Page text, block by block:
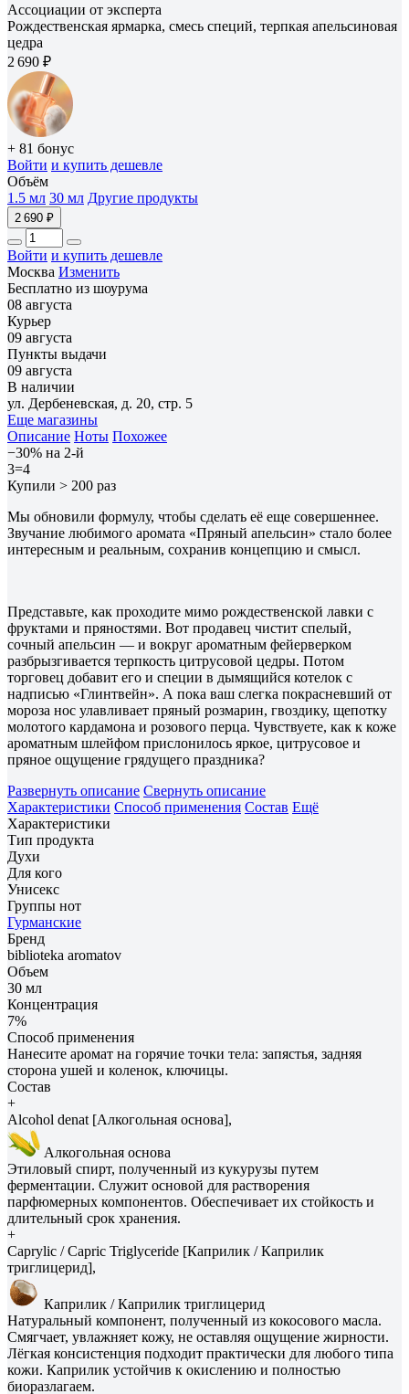
Ассоциации от эксперта
Рождественская ярмарка, смесь специй, терпкая апельсиновая
цедра
2 690 ₽
+ 81 бонус
Войти и купить дешевле
Объём
1.5 мл 30 мл Другие продукты
2 690 ₽
Войти и купить дешевле
Москва Изменить
Бесплатно из шоурума
08 августа
Курьер
09 августа
Пункты выдачи
09 августа
В наличии
ул. Дербеневская, д. 20, стр. 5
Еще магазины
Описание Ноты Похожее
−30% на 2-й
3=4
Купили > 200 раз
Мы обновили формулу, чтобы сделать её еще совершеннее.
Звучание любимого аромата «Пряный апельсин» стало более
интересным и реальным, сохранив концепцию и смысл.
Представьте, как проходите мимо рождественской лавки с
фруктами и пряностями. Вот продавец чистит спелый,
сочный апельсин — и вокруг ароматным фейерверком
разбрызгивается терпкость цитрусовой цедры. Потом
торговец добавит его и специи в дымящийся котелок с
надписью «Глинтвейн». А пока ваш слегка покрасневший от
мороза нос улавливает пряный розмарин, гвоздику, щепотку
молотого кардамона и розового перца. Чувствуете, как к коже
ароматным шлейфом прислонилось яркое, цитрусовое и
пряное ощущение грядущего праздника?
Развернуть описание Свернуть описание
Характеристики Способ применения Состав Ещё
Характеристики
Тип продукта
Духи
Для кого
Унисекс
Группы нот
Гурманские
Бренд
biblioteka aromatov
Объем
30 мл
Концентрация
7%
Способ применения
Нанесите аромат на горячие точки тела: запястья, задняя
сторона ушей и коленок, ключицы.
Состав
+
Alcohol denat [Алкогольная основа],
Алкогольная основа
Этиловый спирт, полученный из кукурузы путем
ферментации. Служит основой для растворения
парфюмерных компонентов. Обеспечивает их стойкость и
длительный срок хранения.
+
Caprylic / Capric Triglyceride [Каприлик / Каприлик
триглицерид],
Каприлик / Каприлик триглицерид
Натуральный компонент, полученный из кокосового масла.
Смягчает, увлажняет кожу, не оставляя ощущение жирности.
Лёгкая консистенция подходит практически для любого типа
кожи. Каприлик устойчив к окислению и полностью
биоразлагаем.